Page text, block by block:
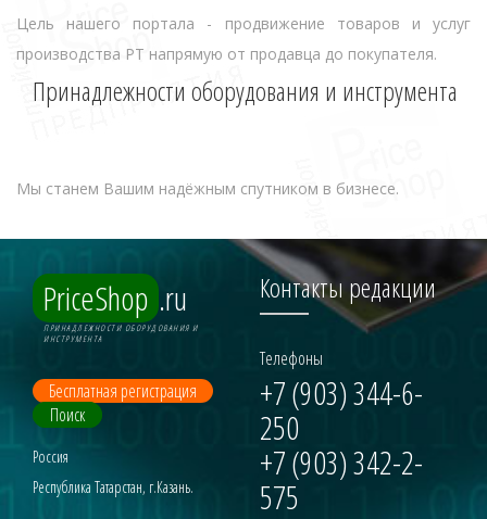
Цель нашего портала - продвижение товаров и услуг
производства РТ напрямую от продавца до покупателя.
Принадлежности оборудования и инструмента
Мы станем Вашим надёжным спутником в бизнесе.
PriceShop .ru
ПРИНАДЛЕЖНОСТИ ОБОРУДОВАНИЯ И
ИНСТРУМЕНТА
Бесплатная регистрация
Поиск
Россия
Республика Татарстан, г.Казань.
Контакты редакции
Телефоны
+7 (903) 344-6-
250
+7 (903) 342-2-
575